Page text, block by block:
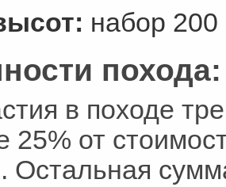
набор 200
похода:
в походе
25% от
Остальная